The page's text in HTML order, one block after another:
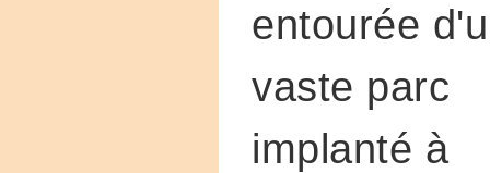
entourée
vaste parc
implanté à